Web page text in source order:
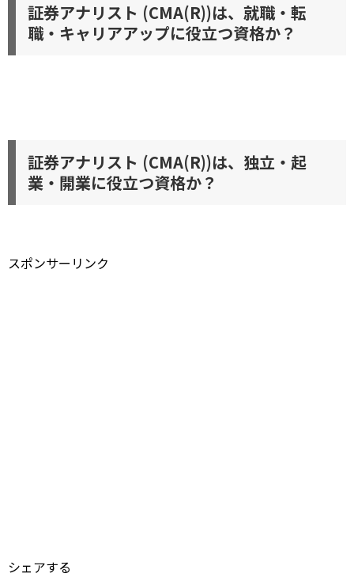
証券アナリスト (CMA(R))は、就職・転
職・キャリアアップに役立つ資格か？
証券アナリスト (CMA(R))は、独立・起
業・開業に役立つ資格か？
スポンサーリンク
シェアする